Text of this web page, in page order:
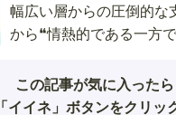
幅広い層からの圧倒的な
から❝情熱的である一方
この記事が気に入ったら
「イイネ」ボタンをクリッ